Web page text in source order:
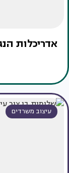
אדריכלות
עיצוב משרדים